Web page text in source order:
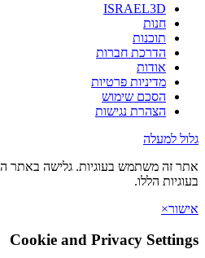
ISRAEL3D
חנות
תוכנות
הדרכת חברות
אודות
מדיניות פרטיות
הסכם שימוש
הצהרת נגישות
למעלה
זה משתמש בעוגיות. גלישה באתר הינה
הללו.
×
Cookie and Privacy